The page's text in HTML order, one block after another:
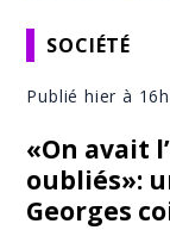
SOCIÉTÉ
Publié hier à
«On avait
oubliés»:
Georges